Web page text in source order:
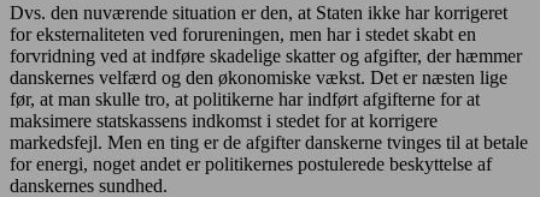
Dvs. den nuværende situation er den, at Staten ikke har korrigeret
for eksternaliteten ved forureningen, men har i stedet skabt en
forvridning ved at indføre skadelige skatter og afgifter, der hæmmer
danskernes velfærd og den økonomiske vækst. Det er næsten lige
før, at man skulle tro, at politikerne har indført afgifterne for at
maksimere statskassens indkomst i stedet for at korrigere
markedsfejl. Men en ting er de afgifter danskerne tvinges til at betale
for energi, noget andet er politikernes postulerede beskyttelse af
danskernes sundhed.